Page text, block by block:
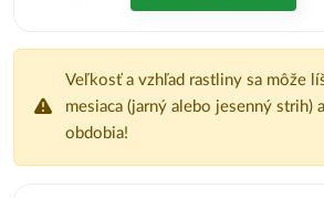
Veľkosť a vzhľad rastliny sa môže
mesiaca (jarný alebo jesenný strih)
obdobia!